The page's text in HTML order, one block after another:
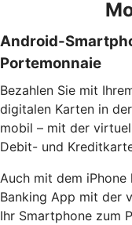
Android-
Portemonnaie
Bezahlen Sie mit
digitalen Karten in
mobil – mit der
Debit- und
Auch mit dem
Banking App mit der
Ihr Smartphone zum